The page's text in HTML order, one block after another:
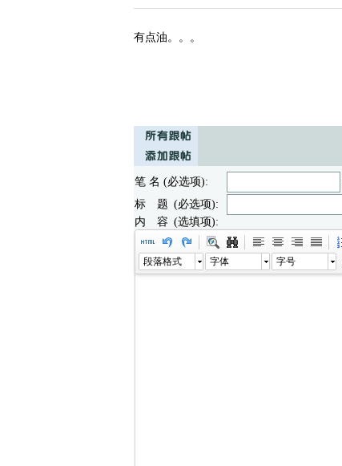
有点油。。。
笔 名 (必选项):
标 题 (必选项):
内 容 (选填项):
段落格式 字体 字号